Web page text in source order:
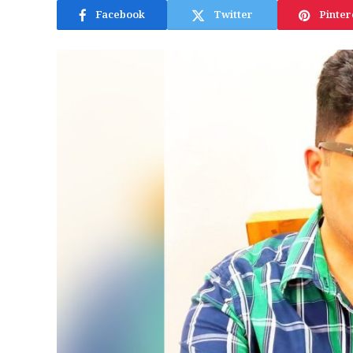
Facebook Twitter